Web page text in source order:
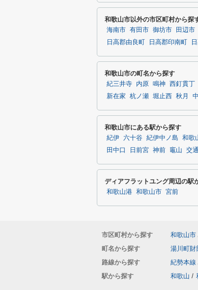
和歌山市以外の市区町村から探
海南市 有田市 御坊市 田辺市
日高郡由良町
日高郡印南町
和歌山市の町名から探す
紀三井寺 内原 鳴神 西釘貫丁
新在家
杭ノ瀬 堀止西 秋月
和歌山市にある駅から探す
紀伊 六十谷 紀伊中ノ島 和歌
田中口
日前宮 神前 竈山 交
ディアフラットユング周辺の駅
和歌山港 和歌山市 宮前
市区町村から探す 和歌山市
町名から探す
湯川町財
路線から探す
紀勢本線
駅から探す
和歌山 /